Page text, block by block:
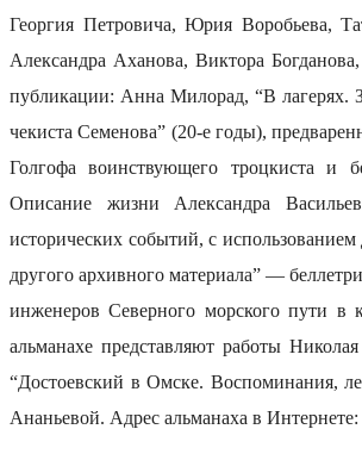
Георгия Петровича, Юрия Воробьева,
Александра Аханова, Виктора
публикации: Анна Милорад, “В лагерях.
чекиста Семенова” (20-е годы),
Голгофа воинствующего троцкиста и
Описание жизни Александра
исторических событий, с
другого архивного материала” —
инженеров Северного морского пути в
альманахе представляют работы
“Достоевский в Омске. Воспоминания,
Ананьевой. Адрес альманаха в Интернете: